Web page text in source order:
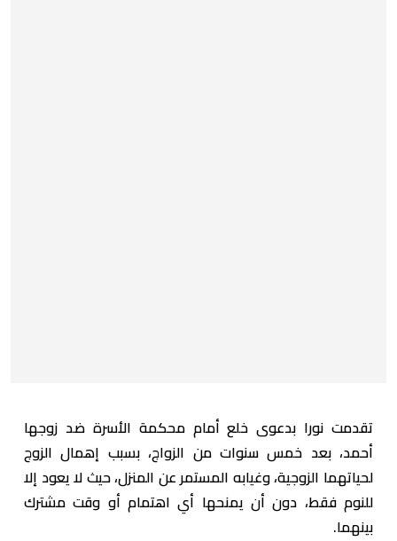
تقدمت نورا بدعوى خلع أمام محكمة الأسرة ضد زوجها
أحمد، بعد خمس سنوات من الزواج، بسبب إهمال الزوج
لحياتهما الزوجية، وغيابه المستمر عن المنزل، حيث لا يعود إلا
للنوم فقط، دون أن يمنحها أي اهتمام أو وقت مشترك
بينهما.